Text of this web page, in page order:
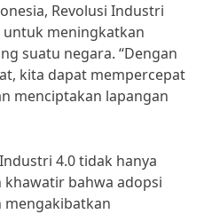
Revolusi Industri
meningkatkan
suatu negara. “Dengan
kita dapat mempercepat
menciptakan lapangan
4.0 tidak hanya
khawatir bahwa adopsi
mengakibatkan